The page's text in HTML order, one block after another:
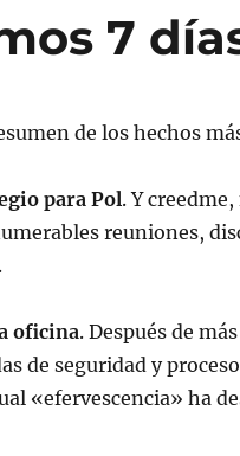
7
de los hechos
para Pol. Y
reuniones,
oficina. Después de
de seguridad y
«efervescencia» ha